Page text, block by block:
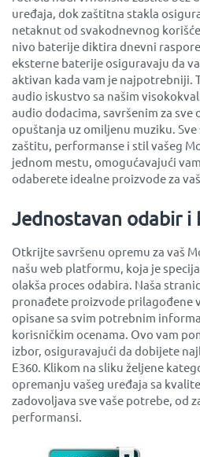
uređaja, dok zaštitna stakla
netaknut od svakodnevnog
nivo baterije diktira dnevni
eksterne baterije osiguravaju da
aktivan kada vam je najpotrebniji.
audio iskustvo sa našim
audio dodacima, savršenim za sve
opuštanja uz omiljenu muziku.
zaštitu, performanse i stil vašeg
jednom mestu, omogućavajući
odaberete idealne proizvode za
Jednostavan odabir i
Otkrijte savršenu opremu za vaš
našu web platformu, koja je
olakša proces odabira. Naša
pronađete proizvode prilagođene
opisane sa svim potrebnim
korisničkim ocenama. Ovo vam
izbor, osiguravajući da dobijete
E360. Klikom na sliku željene
opremanju vašeg uređaja sa
zadovoljava sve vaše potrebe, od
performansi.